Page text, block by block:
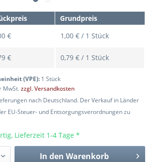
Grundpreis
€ 1,00 € / 1 Stück
€ 0,79 € / 1 Stück
(VPE): 1 Stück
MwSt.zzgl. Versandkosten
nach Deutschland. Der Verkauf in Länder
EU-Steuer- und Entsorgungsverordnungen zu
Lieferzeit 1-4 Tage *
In den Warenkorb